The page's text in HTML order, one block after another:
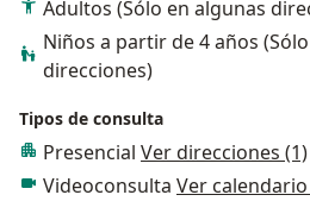
Adultos (Sólo en algunas
Niños a partir de 4 años
direcciones)
Tipos de consulta
Presencial Ver direcciones (1)
Videoconsulta Ver